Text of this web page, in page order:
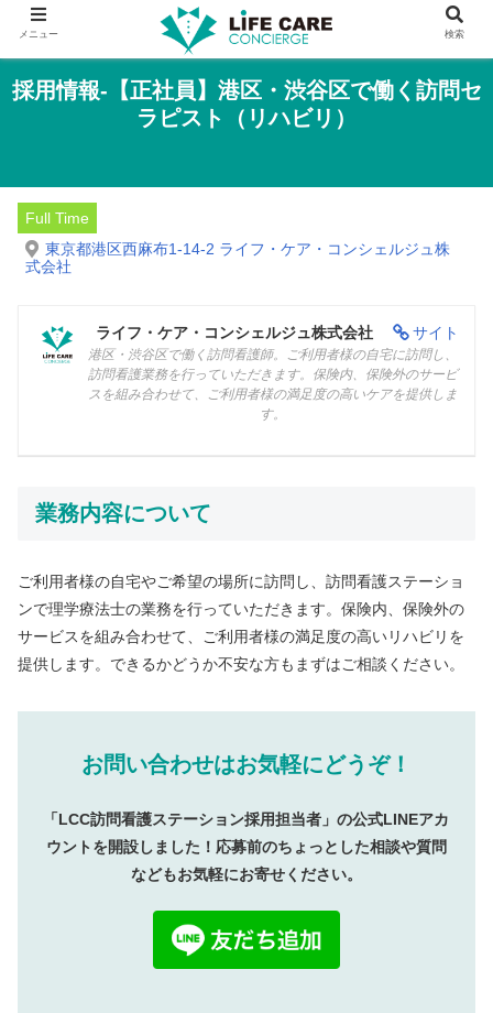
採用情報-【正社員】港区・渋谷区で働く訪問セ
ラピスト（リハビリ）
Full Time
東京都港区西麻布1-14-2 ライフ・ケア・コンシェルジュ株
式会社
サイト
ライフ・ケア・コンシェルジュ株式会社
港区・渋谷区で働く訪問看護師。ご利用者様の自宅に訪問し、
訪問看護業務を行っていただきます。保険内、保険外のサービ
スを組み合わせて、ご利用者様の満足度の高いケアを提供しま
す。
業務内容について
ご利用者様の自宅やご希望の場所に訪問し、訪問看護ステーショ
ンで理学療法士の業務を行っていただきます。保険内、保険外の
サービスを組み合わせて、ご利用者様の満足度の高いリハビリを
提供します。できるかどうか不安な方もまずはご相談ください。
お問い合わせはお気軽にどうぞ！
「LCC訪問看護ステーション採用担当者」の公式LINEアカ
ウントを開設しました！応募前のちょっとした相談や質問
などもお気軽にお寄せください。
メニュー 検索